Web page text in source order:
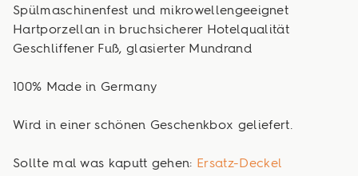
Spülmaschinenfest und mikrowellengeeignet
Hartporzellan in bruchsicherer Hotelqualität
Geschliffener Fuß, glasierter Mundrand
100% Made in Germany
Wird in einer schönen Geschenkbox geliefert.
Sollte mal was kaputt gehen: Ersatz-Deckel